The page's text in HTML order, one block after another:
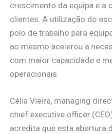
crescimento da equipa e a
clientes. A utilização do
polo de trabalho para
ao mesmo acelerou a
com maior capacidade e
operacionais.
Célia Vieira, managing
chief executive officer
acredita que esta abertura